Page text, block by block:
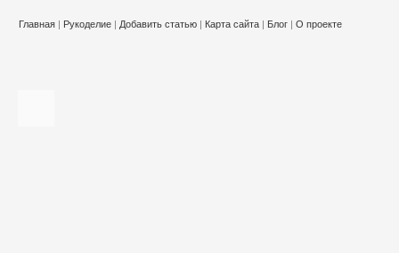
Главная | Рукоделие | Добавить статью | Карта сайта | Блог | О проекте